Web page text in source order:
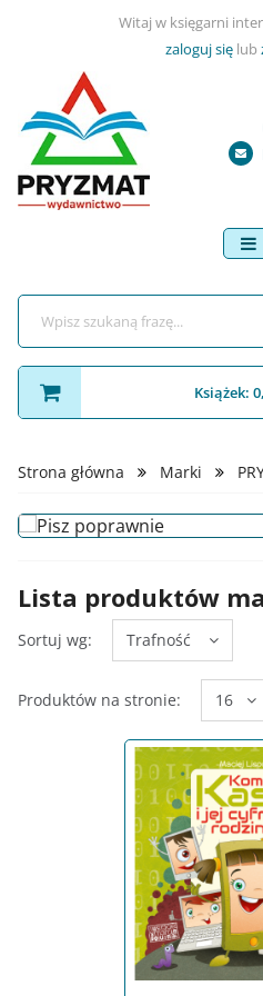
Witaj w księgarni
zaloguj sięlub
Książek:
Strona główna Marki
Lista produktów
Sortuj wg: Trafność
Produktów na stronie: 16